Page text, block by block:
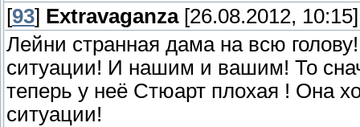
[93] Extravaganza[26.08.2012, 10:15]
Лейни странная дама на всю
ситуации! И нашим и вашим! То
теперь у неё Стюарт плохая ! Она
ситуации!